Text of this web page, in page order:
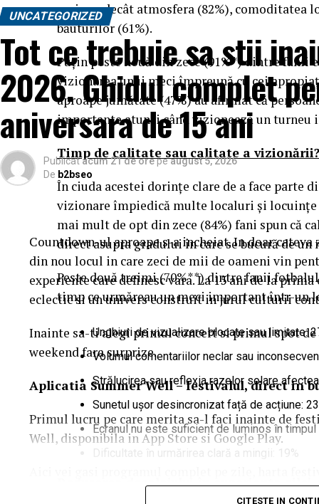
mai sus decât atmosfera (82%), comoditatea
băuturilor (61%).
Puțin peste nouă din zece (91%*) dintre fanii
vizionarea unui meci împreună cu cei
aproape jumătate (47%) au afirmat că
importante atunci când vizionează un turneu
Timp de calitate sau calitate a vizionării?
În ciuda acestei dorințe clare de a face parte
vizionare împiedică multe localuri și locuințe
mai mult de opt din zece (84%) fani spun că
direct asupra gradului în care se bucură de
Peste două treimi (70%**) dintre fanii
timp ce urmăreau un meci important într-un
Unghiuri de vizualizare blocate sau limitate:
Volumul comentariilor neclar sau
Strălucirea sau reflexia razelor solare
Sunetul ușor desincronizat față de acțiune:
Ecranul nu este suficient de luminos în
Dificultate în urmărirea clară a mingii: 19%
Reducerea decalajului în experiența zilei
UNCATEGORIZED
Tot ce trebuie sa stii
2026. Ghidul complet
aniversara de 15 ani
Publicatacum 21 de orepeaugust 5, 2026
De b2bseo
Countdown-ul aproape s-a incheiat. In doar
din nou locul in care zeci de mii de oameni vin
experiente care definesc vara. La 15 ani de la
eclectic si un univers construit in jurul culturii
Inainte sa-ti alegi primul concert si primul spot
weekend fara surprize.
Aplicatia Summer Well– festivalul, direct in
Primul lucru pe care merita sa-l faci inainte de
Well, disponibila in App Store si Google Play.
activitatile de entertainment, informatiile utile si
CITESTE IN